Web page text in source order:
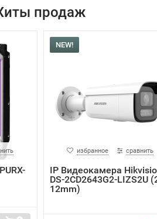
продаж
NEW!
избранное сравнить
IP Видеокамера
DS-2CD2643G2-LIZS2U
12mm)